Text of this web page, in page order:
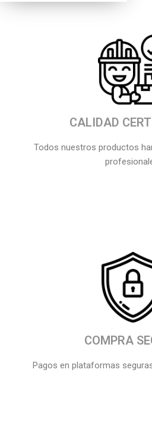
CALIDAD
Todos nuestros productos
COMPRA
Pagos en plataformas